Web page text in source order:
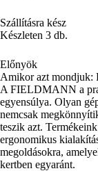
Szállításra kész
Készleten 3 db.
Előnyök
Amikor azt
A FIELDMANN a
egyensúlya. Olyan
nemcsak
teszik azt.
ergonomikus
megoldásokra,
kertben egyaránt.